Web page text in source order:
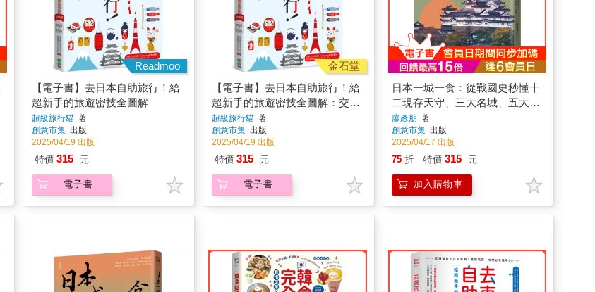
Readmoo
【電子書】去日本自助旅行！給
超新手的旅遊密技全圖解
超級旅行貓著
創意市集 出版
2025/04/19 出版
特價 315 元
電子書
金石堂
【電子書】去日本自助旅行！給
超新手的旅遊密技全圖解：交通
攻略X食宿玩買X旅程規劃，有
問必答萬用QA 2025～2026
超級旅行貓著
創意市集 出版
2025/04/19 出版
特價 315 元
電子書
日本一城一食：從戰國史秒懂十
二現存天守、三大名城、五大老
居城、二條城【經典版】
廖彥朋 著
創意市集 出版
2025/04/17 出版
75 折 特價 315 元
加入購物車